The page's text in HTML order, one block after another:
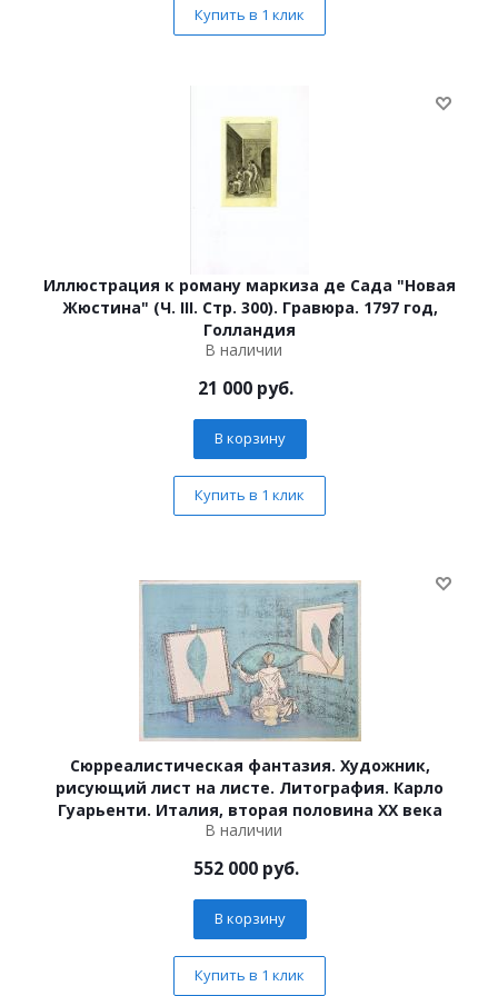
Купить в 1 клик
Иллюстрация к роману маркиза де Сада "Новая
Жюстина" (Ч. III. Стр. 300). Гравюра. 1797 год,
Голландия
В наличии
21 000 руб.
В корзину
Купить в 1 клик
Сюрреалистическая фантазия. Художник,
рисующий лист на листе. Литография. Карло
Гуарьенти. Италия, вторая половина XX века
В наличии
552 000руб.
В корзину
Купить в 1 клик